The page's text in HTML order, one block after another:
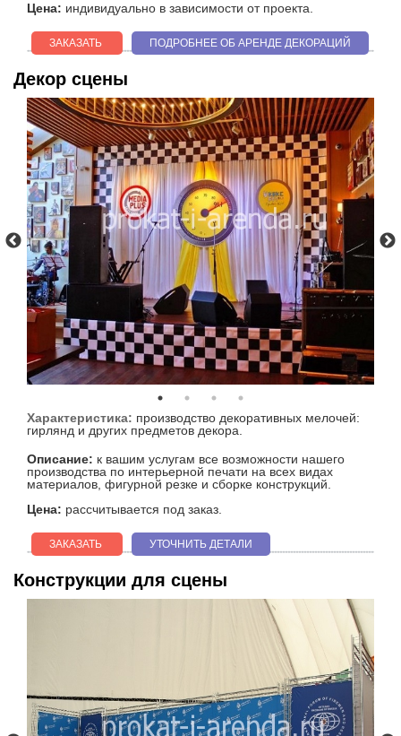
Цена: индивидуально в зависимости от проекта.
ЗАКАЗАТЬ ПОДРОБНЕЕ ОБ АРЕНДЕ ДЕКОРАЦИЙ
Декор сцены
Характеристика: производство декоративных мелочей:
гирлянд и других предметов декора.
Описание: к вашим услугам все возможности нашего
производства по интерьерной печати на всех видах
материалов, фигурной резке и сборке конструкций.
Цена: рассчитывается под заказ.
ЗАКАЗАТЬ УТОЧНИТЬ ДЕТАЛИ
Конструкции для сцены